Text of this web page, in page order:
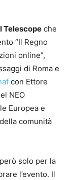
Telescope che
“Il Regno
online”,
di Roma e
con Ettore
NEO
Europea e
comunità
solo per la
l’evento. Il